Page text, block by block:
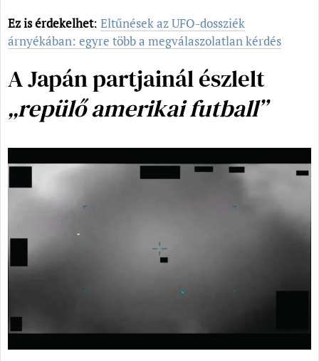
Ez is érdekelhet: Eltűnések az UFO-dossziék
árnyékában: egyre több a megválaszolatlan kérdés
A Japán partjainál észlelt
„repülő amerikai futball”